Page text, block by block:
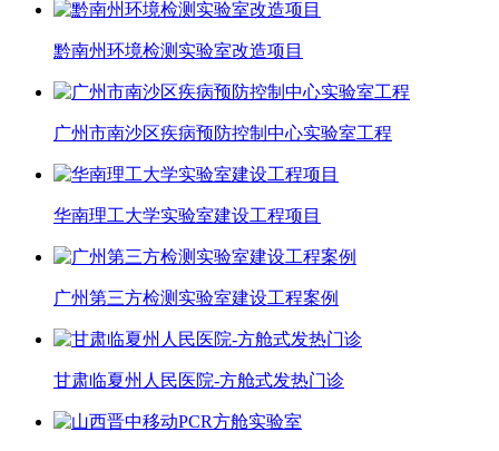
黔南州环境检测实验室改造项目
广州市南沙区疾病预防控制中心实验室工程
华南理工大学实验室建设工程项目
广州第三方检测实验室建设工程案例
甘肃临夏州人民医院-方舱式发热门诊